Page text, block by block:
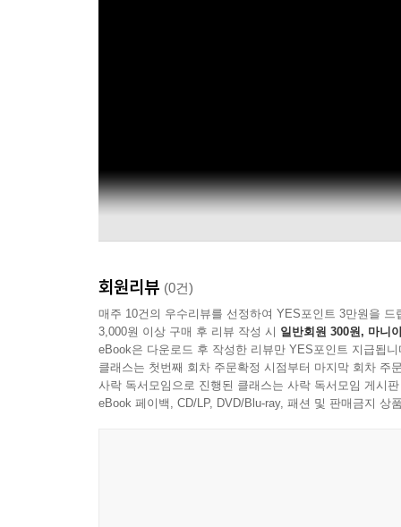
회원리뷰 (0건)
매주 10건의 우수리뷰를 선정하여 YES포인트 3만원을 드
3,000원 이상 구매 후 리뷰 작성 시 일반회원 300원, 마니
eBook은 다운로드 후 작성한 리뷰만 YES포인트 지급됩니
클래스는 첫번째 회차 주문확정 시점부터 마지막 회차 주
사락 독서모임으로 진행된 클래스는 사락 독서모임 게시
eBook 페이백, CD/LP, DVD/Blu-ray, 패션 및 판매금지 상